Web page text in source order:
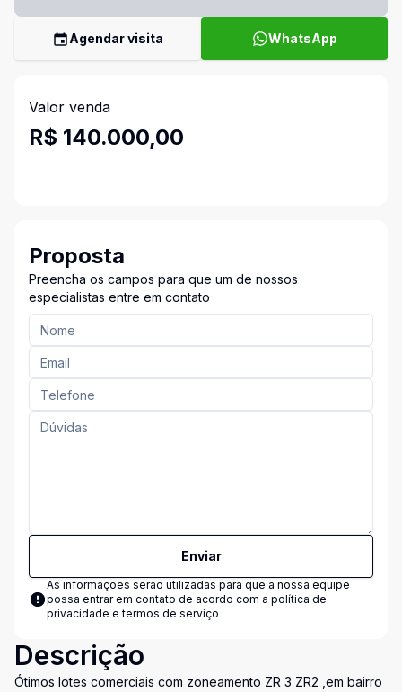
Agendar visita WhatsApp
Valor venda
R$ 140.000,00
Proposta
Preencha os campos para que um de nossos
especialistas entre em contato
Enviar
As informações serão utilizadas para que a nossa equipe
possa entrar em contato de acordo com a política de
privacidade e termos de serviço
Descrição
Ótimos lotes comerciais com zoneamento ZR 3 ZR2 ,em bairro